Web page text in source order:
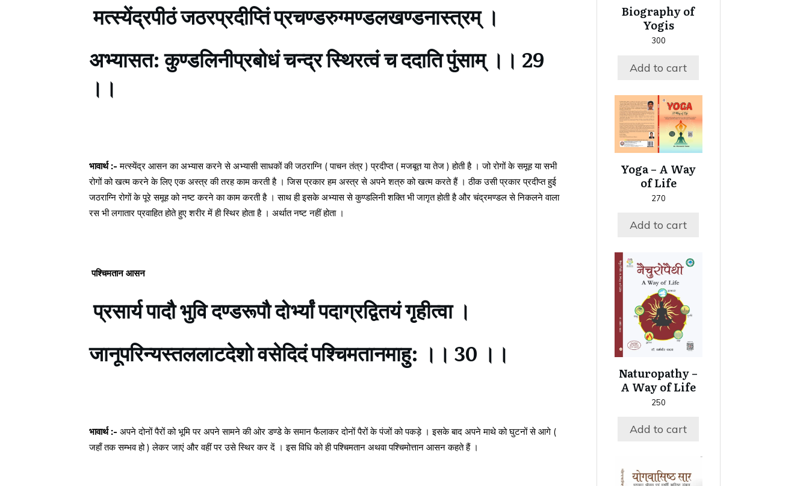
मत्स्येंद्रपीठं जठरप्रदीप्तिं प्रचण्डरुग्मण्डलखण्डनास्त्रम् ।
अभ्यासत: कुण्डलिनीप्रबोधं चन्द्र स्थिरत्वं च ददाति पुंसाम् ।। 29
।।
भावार्थ :-मत्स्येंद्र आसन का अभ्यास करने से अभ्यासी साधकों की जठराग्नि ( पाचन तंत्र ) प्रदीप्त ( मजबूत या तेज ) होती है । जो रोगों के समूह या सभी
रोगों को खत्म करने के लिए एक अस्त्र की तरह काम करती है । जिस प्रकार हम अस्त्र से अपने शत्रु को खत्म करते हैं । ठीक उसी प्रकार प्रदीप्त हुई
जठराग्नि रोगों के पूरे समूह को नष्ट करने का काम करती है । साथ ही इसके अभ्यास से कुण्डलिनी शक्ति भी जागृत होती है और चंद्रमण्डल से निकलने वाला
रस भी लगातार प्रवाहित होते हुए शरीर में ही स्थिर होता है । अर्थात नष्ट नहीं होता ।
पश्चिमतान आसन
प्रसार्य पादौ भुवि दण्डरूपौ दोर्भ्यां पदाग्रद्वितयं गृहीत्वा ।
जानूपरिन्यस्तललाटदेशो वसेदिदं पश्चिमतानमाहु: ।। 30 ।।
भावार्थ :- अपने दोनों पैरों को भूमि पर अपने सामने की ओर डण्डे के समान फैलाकर दोनों पैरों के पंजों को पकड़े । इसके बाद अपने माथे को घुटनों से आगे (
जहाँ तक सम्भव हो ) लेकर जाएं और वहीं पर उसे स्थिर कर दें । इस विधि को ही पश्चिमतान अथवा पश्चिमोत्तान आसन कहते हैं ।
Biography of
Yogis
300
Add to cart
Yoga – A Way
of Life
270
Add to cart
Naturopathy –
A Way of Life
250
Add to cart